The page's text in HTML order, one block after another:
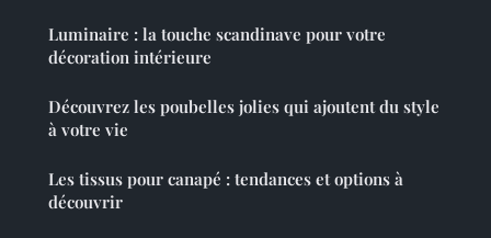
Luminaire : la touche scandinave pour votre
décoration intérieure
Découvrez les poubelles jolies qui ajoutent du style
à votre vie
Les tissus pour canapé : tendances et options à
découvrir